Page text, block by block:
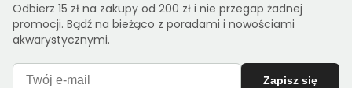
Odbierz 15 zł na zakupy od 200 zł i nie przegap żadnej
promocji. Bądź na bieżąco z poradami i nowościami
akwarystycznymi.
Zapisz się